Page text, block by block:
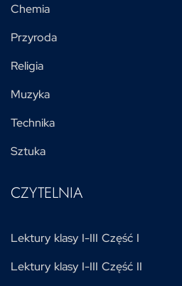
Chemia
Przyroda
Religia
Muzyka
Technika
Sztuka
CZYTELNIA
Lektury klasy I-III Część I
Lektury klasy I-III Część II